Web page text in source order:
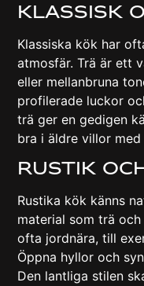
Klassisk
Klassiska kök har
atmosfär. Trä är ett
eller mellanbruna
profilerade luckor
trä ger en gedigen
bra i äldre villor med
Rustik
Rustika kök känns
material som trä
ofta jordnära, till
Öppna hyllor och
Den lantliga stilen